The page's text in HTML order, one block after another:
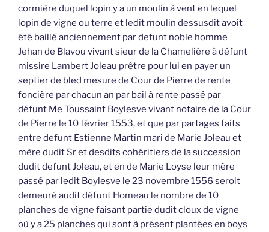
cormière duquel lopin y a un moulin à vent en lequel
lopin de vigne ou terre et ledit moulin dessusdit avoit
été baillé anciennement par defunt noble homme
Jehan de Blavou vivant sieur de la Chamelière à défunt
missire Lambert Joleau prêtre pour lui en payer un
septier de bled mesure de Cour de Pierre de rente
foncière par chacun an par bail à rente passé par
défunt Me Toussaint Boylesve vivant notaire de la Cour
de Pierre le 10 février 1553, et que par partages faits
entre defunt Estienne Martin mari de Marie Joleau et
mère dudit Sr et desdits cohéritiers de la succession
dudit defunt Joleau, et en de Marie Loyse leur mère
passé par ledit Boylesve le 23 novembre 1556 seroit
demeuré audit défunt Homeau le nombre de 10
planches de vigne faisant partie dudit cloux de vigne
où y a 25 planches qui sont à présent plantées en boys